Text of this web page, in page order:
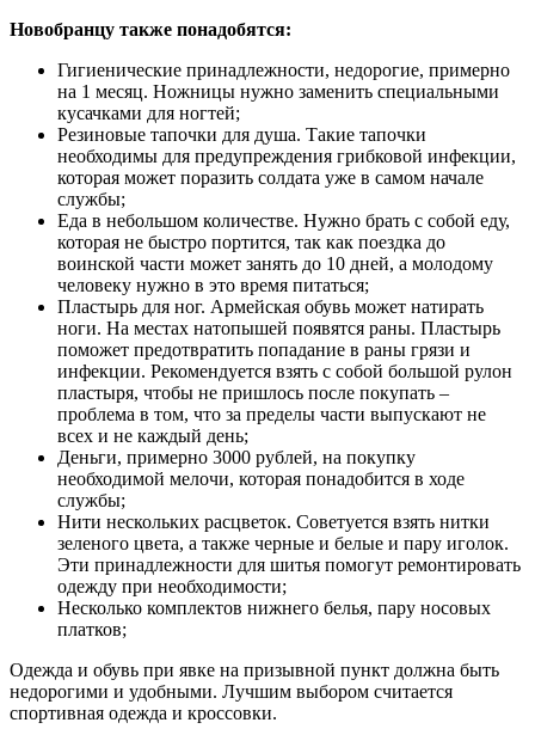
Новобранцу также понадобятся:
Гигиенические принадлежности, недорогие, примерно
на 1 месяц. Ножницы нужно заменить специальными
кусачками для ногтей;
Резиновые тапочки для душа. Такие тапочки
необходимы для предупреждения грибковой инфекции,
которая может поразить солдата уже в самом начале
службы;
Еда в небольшом количестве. Нужно брать с собой еду,
которая не быстро портится, так как поездка до
воинской части может занять до 10 дней, а молодому
человеку нужно в это время питаться;
Пластырь для ног. Армейская обувь может натирать
ноги. На местах натопышей появятся раны. Пластырь
поможет предотвратить попадание в раны грязи и
инфекции. Рекомендуется взять с собой большой рулон
пластыря, чтобы не пришлось после покупать –
проблема в том, что за пределы части выпускают не
всех и не каждый день;
Деньги, примерно 3000 рублей, на покупку
необходимой мелочи, которая понадобится в ходе
службы;
Нити нескольких расцветок. Советуется взять нитки
зеленого цвета, а также черные и белые и пару иголок.
Эти принадлежности для шитья помогут ремонтировать
одежду при необходимости;
Несколько комплектов нижнего белья, пару носовых
платков;
Одежда и обувь при явке на призывной пункт должна быть
недорогими и удобными. Лучшим выбором считается
спортивная одежда и кроссовки.